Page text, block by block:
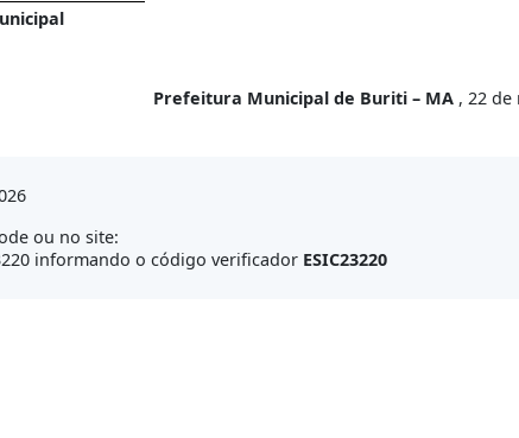
Prefeitura Municipal de Buriti – MA , 22 de
ou no site:
informando o código verificador ESIC23220